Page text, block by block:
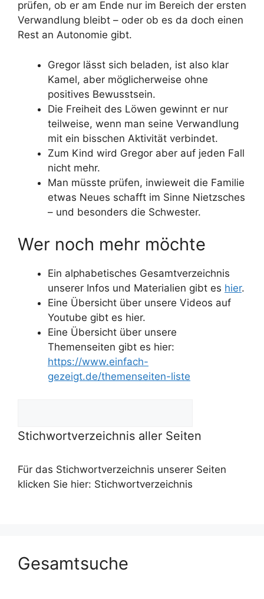
prüfen, ob er am Ende nur im Bereich der ersten
Verwandlung bleibt – oder ob es da doch einen
Rest an Autonomie gibt.
Gregor lässt sich beladen, ist also klar
Kamel, aber möglicherweise ohne
positives Bewusstsein.
Die Freiheit des Löwen gewinnt er nur
teilweise, wenn man seine Verwandlung
mit ein bisschen Aktivität verbindet.
Zum Kind wird Gregor aber auf jeden Fall
nicht mehr.
Man müsste prüfen, inwieweit die Familie
etwas Neues schafft im Sinne Nietzsches
– und besonders die Schwester.
Wer noch mehr möchte
Ein alphabetisches Gesamtverzeichnis
unserer Infos und Materialien gibt es hier.
Eine Übersicht über unsere Videos auf
Youtube gibt es hier.
Eine Übersicht über unsere
Themenseiten gibt es hier:
https://www.einfach-
gezeigt.de/themenseiten-liste
Stichwortverzeichnis aller Seiten
Für das Stichwortverzeichnis unserer Seiten
klicken Sie hier: Stichwortverzeichnis
Gesamtsuche